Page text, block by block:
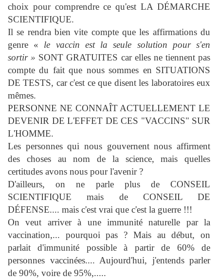
choix pour comprendre ce qu'est LA DÉMARCHE
SCIENTIFIQUE.
Il se rendra bien vite compte que les affirmations du
genre « le vaccin est la seule solution pour s'en
sortir » SONT GRATUITES car elles ne tiennent pas
compte du fait que nous sommes en SITUATIONS
DE TESTS, car c'est ce que disent les laboratoires eux
mêmes.
PERSONNE NE CONNAÎT ACTUELLEMENT LE
DEVENIR DE L'EFFET DE CES "VACCINS" SUR
L'HOMME.
Les personnes qui nous gouvernent nous affirment
des choses au nom de la science, mais quelles
certitudes avons nous pour l'avenir ?
D'ailleurs, on ne parle plus de CONSEIL
SCIENTIFIQUE mais de CONSEIL DE
DÉFENSE.... mais c'est vrai que c'est la guerre !!!
On veut arriver à une immunité naturelle par la
vaccination,... pourquoi pas ? Mais au début, on
parlait d'immunité possible à partir de 60% de
personnes vaccinées.... Aujourd'hui, j'entends parler
de 90%, voire de 95%,.....